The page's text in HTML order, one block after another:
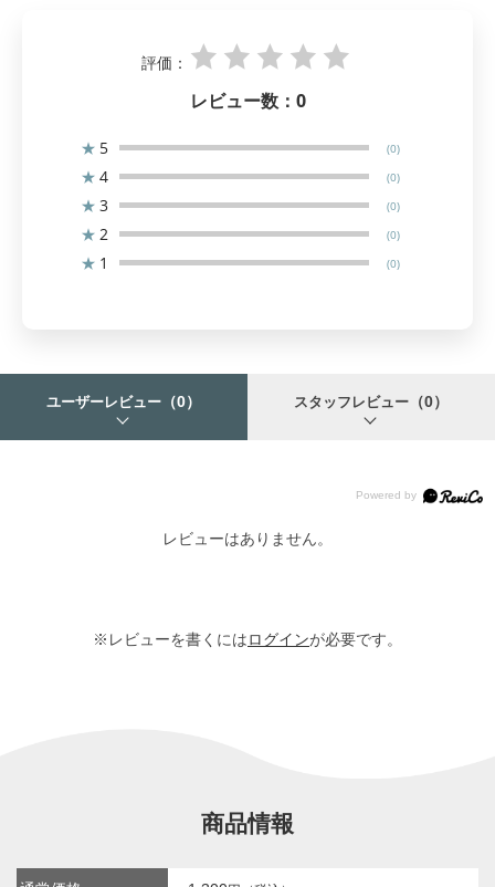
評価：
レビュー数： 0
★ 5 (0)
★ 4 (0)
★ 3 (0)
★ 2 (0)
★ 1 (0)
ユーザーレビュー （0） スタッフレビュー （0）
レビューはありません。
※レビューを書くにはログインが必要です。
商品情報